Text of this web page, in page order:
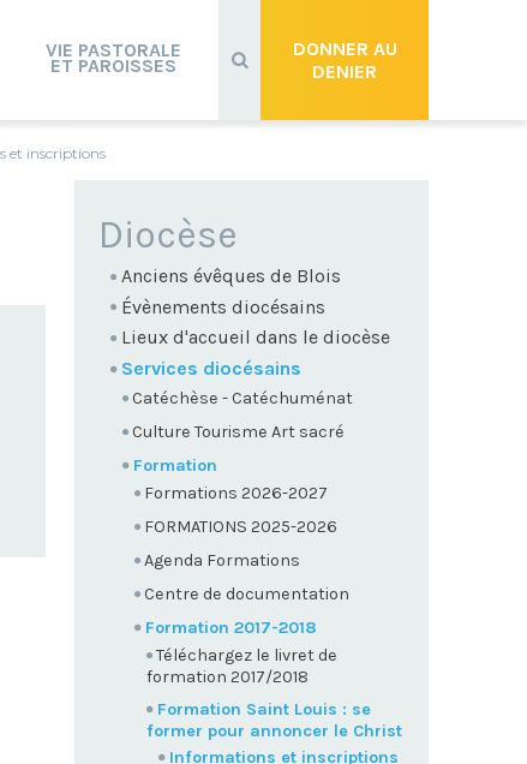
DONNER AU
DENIER
VIE PASTORALE
ET PAROISSES
et inscriptions
NAVIGATION
Diocèse
Anciens évêques de Blois
Évènements diocésains
Lieux d'accueil dans le diocèse
Services diocésains
Catéchèse - Catéchuménat
Culture Tourisme Art sacré
Formation
Formations 2026-2027
FORMATIONS 2025-2026
Agenda Formations
Centre de documentation
Formation 2017-2018
Téléchargez le livret de
formation 2017/2018
Formation Saint Louis : se
former pour annoncer le Christ
Informations et inscriptions